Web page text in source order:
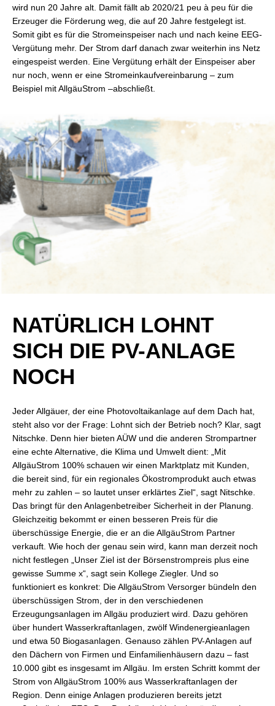
wird nun 20 Jahre alt. Damit fällt ab 2020/21 peu à peu für die
Erzeuger die Förderung weg, die auf 20 Jahre festgelegt ist.
Somit gibt es für die Stromeinspeiser nach und nach keine EEG-
Vergütung mehr. Der Strom darf danach zwar weiterhin ins Netz
eingespeist werden. Eine Vergütung erhält der Einspeiser aber
nur noch, wenn er eine Stromeinkaufvereinbarung – zum
Beispiel mit AllgäuStrom –abschließt.
NATÜRLICH LOHNT
SICH DIE PV-ANLAGE
NOCH
Jeder Allgäuer, der eine Photovoltaikanlage auf dem Dach hat,
steht also vor der Frage: Lohnt sich der Betrieb noch? Klar, sagt
Nitschke. Denn hier bieten AÜW und die anderen Strompartner
eine echte Alternative, die Klima und Umwelt dient: „Mit
AllgäuStrom 100% schauen wir einen Marktplatz mit Kunden,
die bereit sind, für ein regionales Ökostromprodukt auch etwas
mehr zu zahlen – so lautet unser erklärtes Ziel“, sagt Nitschke.
Das bringt für den Anlagenbetreiber Sicherheit in der Planung.
Gleichzeitig bekommt er einen besseren Preis für die
überschüssige Energie, die er an die AllgäuStrom Partner
verkauft. Wie hoch der genau sein wird, kann man derzeit noch
nicht festlegen „Unser Ziel ist der Börsenstrompreis plus eine
gewisse Summe x“, sagt sein Kollege Ziegler. Und so
funktioniert es konkret: Die AllgäuStrom Versorger bündeln den
überschüssigen Strom, der in den verschiedenen
Erzeugungsanlagen im Allgäu produziert wird. Dazu gehören
über hundert Wasserkraftanlagen, zwölf Windenergieanlagen
und etwa 50 Biogasanlagen. Genauso zählen PV-Anlagen auf
den Dächern von Firmen und Einfamilienhäusern dazu – fast
10.000 gibt es insgesamt im Allgäu. Im ersten Schritt kommt der
Strom von AllgäuStrom 100% aus Wasserkraftanlagen der
Region. Denn einige Anlagen produzieren bereits jetzt